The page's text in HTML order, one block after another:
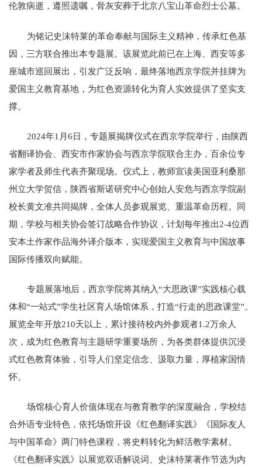
伦敦病逝，遵照遗嘱，骨灰安葬于北京八宝山革命烈士公墓。
为铭记史沫特莱的革命奉献与国际主义精神，传承红色基
因，三方联合推出本专题展。该展览此前已在上海、西安等多
座城市巡回展出，引发广泛反响，最终落地西京学院并挂牌为
爱国主义教育基地，为红色资源转化为育人实效提供了坚实支
撑。
2024年1月6日，专题展揭牌仪式在西京学院举行，由陕西
省翻译协会、西安市作家协会与西京学院联合主办，百余位专
家学者及师生代表齐聚现场。仪式上，教师宣读美国亚利桑那
州立大学贺信，陕西省斯诺研究中心创始人安危与西京学院副
校长黄文准共同揭牌，全体人员参观展览、重温革命历程。同
期，学校与相关协会签订战略合作协议，计划每年推出2-4位西
安本土作家作品海外译介版本，实现爱国主义教育与中国故事
国际传播双向赋能。
专题展落地后，西京学院将其纳入“大思政课”实践核心载
体和“一站式”学生社区育人场馆体系，打造“行走的思政课堂”。
展览全年开放210天以上，累计接待校内外参观者1.2万余人
次，成为红色教育与主题研学重要场所，为各类群体提供沉浸
式红色教育体验，引导人们坚定信念、汲取力量，厚植家国情
怀。
场馆核心育人价值体现在与教育教学的深度融合，学校结
合外语专业特色，依托场馆开设《红色翻译实践》《国际友人
与中国革命》两门特色课程，将史料转化为鲜活教学素材。
《红色翻译实践》以展览双语解说词、史沫特莱著作节选为内